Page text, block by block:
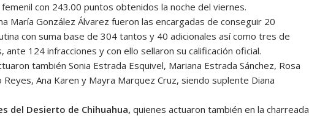
con 243.00 puntos obtenidos la noche del viernes.
María González Álvarez fueron las encargadas de conseguir 20
con suma base de 304 tantos y 40 adicionales así como tres de
124 infracciones y con ello sellaron su calificación oficial.
también Sonia Estrada Esquivel, Mariana Estrada Sánchez, Rosa
Ana Karen y Mayra Marquez Cruz, siendo suplente Diana
del Desierto de Chihuahua, quienes actuaron también en la charreada